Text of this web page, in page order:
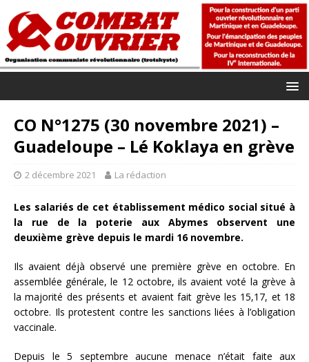
CO N°1275 (30 novembre 2021) –
Guadeloupe – Lé Koklaya en grève
2 décembre 2021 La rédaction
Les salariés de cet établissement médico social situé à
la rue de la poterie aux Abymes observent une
deuxième grève depuis le mardi 16 novembre.
Ils avaient déjà observé une première grève en octobre. En
assemblée générale, le 12 octobre, ils avaient voté la grève à
la majorité des présents et avaient fait grève les 15,17, et 18
octobre. Ils protestent contre les sanctions liées à l’obligation
vaccinale.
Depuis le 5 septembre aucune menace n’était faite aux